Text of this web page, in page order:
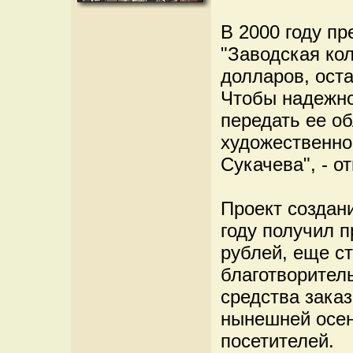
В 2000 году
"Заводская
долларов,
Чтобы
передать ее
Сукачева", -
Проект
году получил
рублей, еще
средства
нынешней
посетителей.